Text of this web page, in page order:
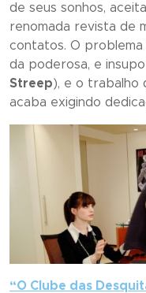
de seus sonhos,
renomada revista de
contatos. O
da poderosa, e
Streep), e o trabalho
acaba exigindo
“O Clube das